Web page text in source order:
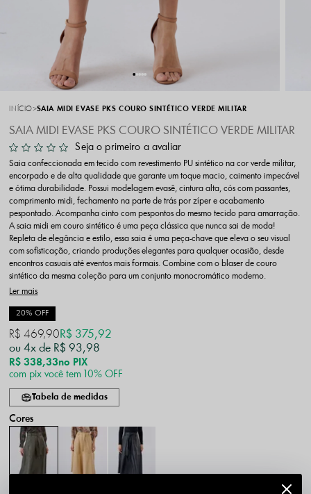
INÍCIO SAIA MIDI EVASE PKS COURO SINTÉTICO VERDE MILITAR
SAIA MIDI EVASE PKS COURO SINTÉTICO VERDE MILITAR
Seja o primeiro a avaliar
Saia confeccionada em tecido com revestimento PU sintético na cor verde militar,
encorpado e de alta qualidade que garante um toque macio, caimento impecável
e ótima durabilidade. Possui modelagem evasê, cintura alta, cós com passantes,
comprimento midi, fechamento na parte de trás por zíper e acabamento
pespontado. Acompanha cinto com pespontos do mesmo tecido para amarração.
A saia midi em couro sintético é uma peça clássica que nunca sai de moda!
Repleta de elegância e estilo, essa saia é uma peça-chave que eleva o seu visual
com sofisticação, criando produções elegantes para qualquer ocasião, desde
encontros casuais até eventos mais formais. Combine com o blaser de couro
sintético da mesma coleção para um conjunto monocromático moderno.
Ler mais
20% OFF
R$ 338,33no PIX
R$ 469,90R$ 375,92
4x
R$ 93,98
com pix você tem 10% OFF
Tabela de medidas